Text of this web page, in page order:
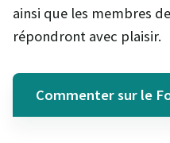
ainsi que les membres
répondront avec plaisir.
Commenter sur le